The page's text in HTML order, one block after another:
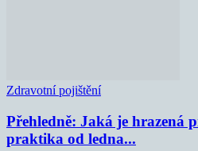
Zdravotní pojištění
Přehledně: Jaká je hrazená
praktika od ledna...